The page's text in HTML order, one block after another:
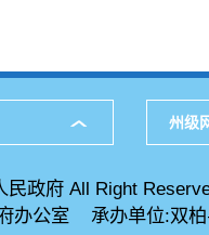
州级
民政府 All Right
办公室 承办单位:双